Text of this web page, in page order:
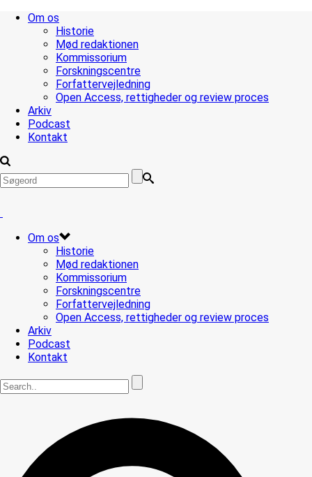
Om os
Historie
Mød redaktionen
Kommissorium
Forskningscentre
Forfattervejledning
Open Access, rettigheder og review proces
Arkiv
Podcast
Kontakt
Om os
Historie
Mød redaktionen
Kommissorium
Forskningscentre
Forfattervejledning
Open Access, rettigheder og review proces
Arkiv
Podcast
Kontakt